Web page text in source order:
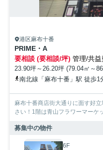
港区麻布十番
PRIME・A
要相談 (要相談/坪) 管理/共益
23.90坪～26.20坪 (79.04㎡～
南北線「麻布十番」駅 徒歩1
麻布十番商店街大通りに面す好
さい！1階は青山フラワーマーケ
募集中の物件
6F